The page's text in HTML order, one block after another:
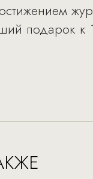
подарок к